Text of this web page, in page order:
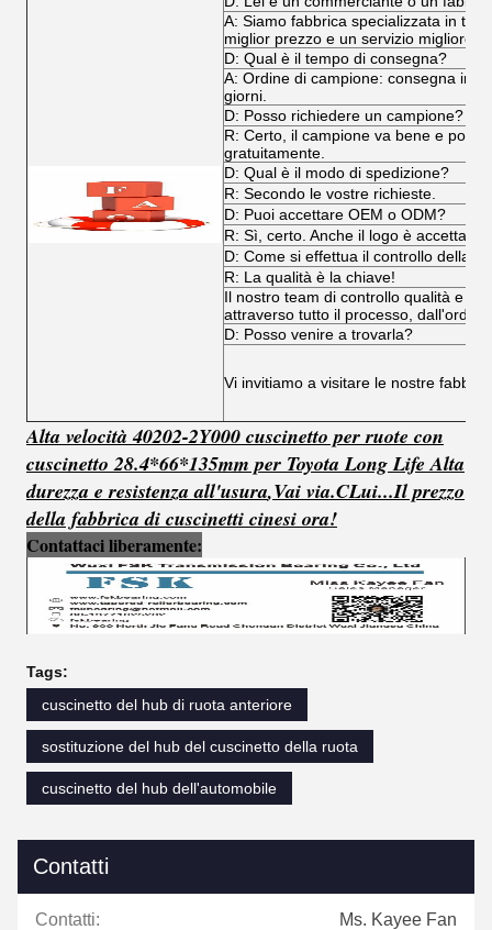
A: Siamo fabbrica specializzata in
miglior prezzo e un servizio migliore.
D: Qual è il tempo di consegna?
A: Ordine di campione: consegna
giorni.
D: Posso richiedere un campione?
R: Certo, il campione va bene e
gratuitamente.
D: Qual è il modo di spedizione?
R: Secondo le vostre richieste.
D: Puoi accettare OEM o ODM?
R: Sì, certo. Anche il logo è
D: Come si effettua il controllo della
R: La qualità è la chiave!
Il nostro team di controllo qualità e il
attraverso tutto il processo,
D: Posso venire a trovarla?
Vi invitiamo a visitare le nostre
Alta velocità 40202-2Y000 cuscinetto per ruote con
cuscinetto 28.4*66*135mm per Toyota Long Life Alta
durezza e resistenza all'usura,Vai via.CLui...Il prezzo
della fabbrica di cuscinetti cinesi ora!
Contattaci liberamente:
Tags:
cuscinetto del hub di ruota anteriore
sostituzione del hub del cuscinetto della ruota
cuscinetto del hub dell'automobile
Contatti
Contatti: Ms. Kayee Fan